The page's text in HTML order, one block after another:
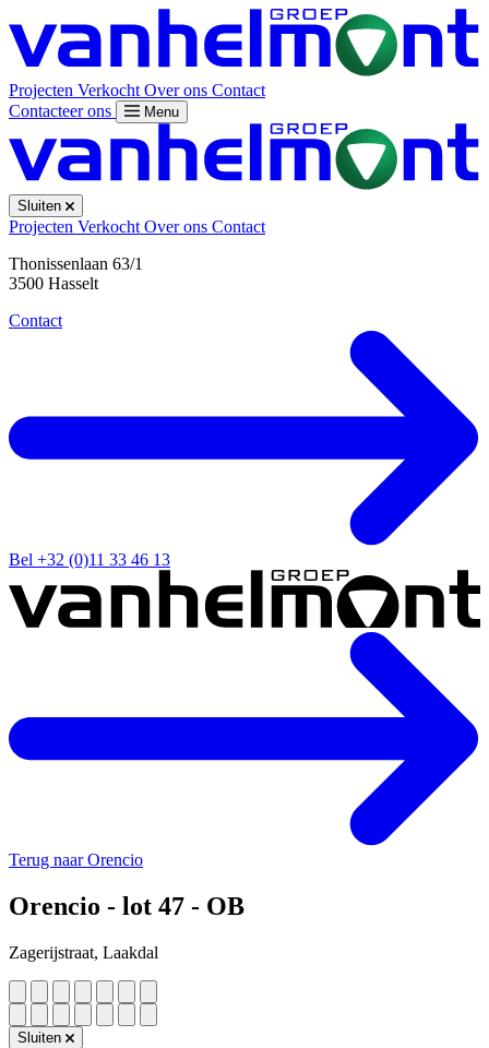
Projecten Verkocht Over ons Contact
Contacteer ons
Menu
Sluiten
Projecten VerkochtOver ons Contact
Thonissenlaan 63/1
3500 Hasselt
Contact
Bel +32 (0)11 33 46 13
Terug naar Orencio
Orencio - lot 47 - OB
Zagerijstraat, Laakdal
Sluiten